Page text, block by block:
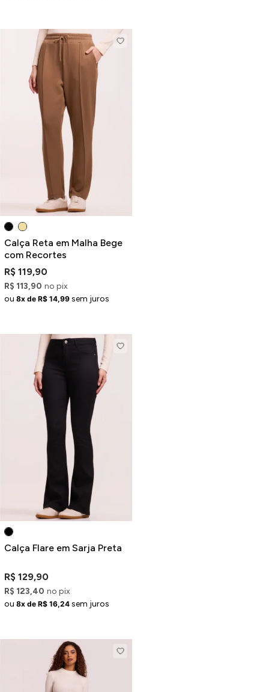
Calça Reta em Malha Bege
com Recortes
R$ 119,90
R$ 113,90 no pix
ou 8x de R$ 14,99 sem juros
Calça Flare em Sarja Preta
R$ 129,90
R$ 123,40 no pix
ou 8x de R$ 16,24 sem juros